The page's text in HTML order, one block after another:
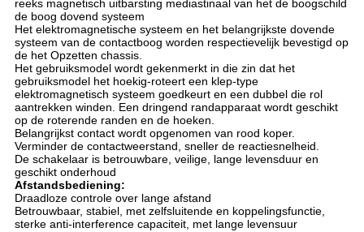
reeks magnetisch uitbarsting mediastinaal van het de boogschild
de boog dovend systeem
Het elektromagnetische systeem en het belangrijkste dovende
systeem van de contactboog worden respectievelijk bevestigd op
de het Opzetten chassis.
Het gebruiksmodel wordt gekenmerkt in die zin dat het
gebruiksmodel het hoekig-roteert een klep-type
elektromagnetisch systeem goedkeurt en een dubbel die rol
aantrekken winden. Een dringend randapparaat wordt geschikt
op de roterende randen en de hoeken.
Belangrijkst contact wordt opgenomen van rood koper.
Verminder de contactweerstand, sneller de reactiesnelheid.
De schakelaar is betrouwbare, veilige, lange levensduur en
geschikt onderhoud
Afstandsbediening:
Draadloze controle over lange afstand
Betrouwbaar, stabiel, met zelfsluitende en koppelingsfunctie,
sterke anti-interference capaciteit, met lange levensuur